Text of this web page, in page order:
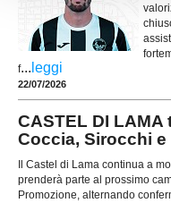
f... leggi
22/07/2026
CASTEL DI
Coccia, Sirocchi e
Il Castel di Lama continua a
prenderà parte al prossimo
Promozione, alternando